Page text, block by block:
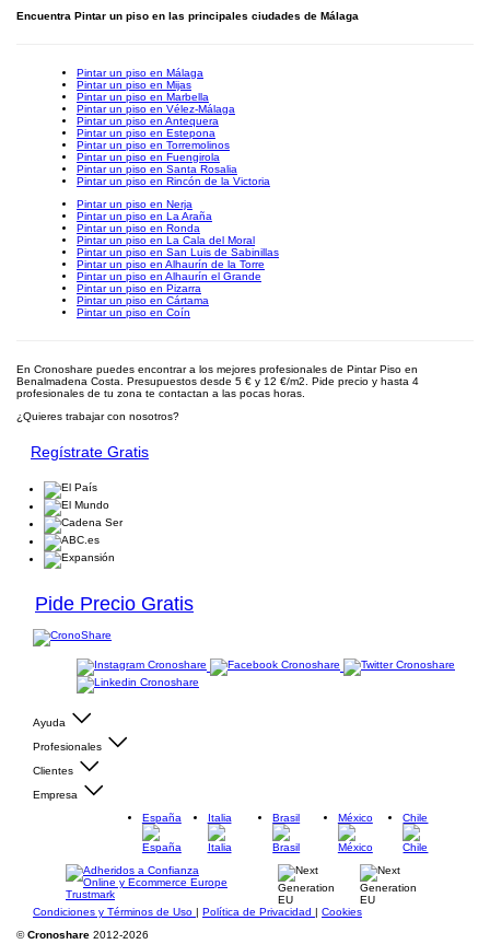
Encuentra Pintar un piso en las principales ciudades de Málaga
Pintar un piso en Málaga
Pintar un piso en Mijas
Pintar un piso en Marbella
Pintar un piso en Vélez-Málaga
Pintar un piso en Antequera
Pintar un piso en Estepona
Pintar un piso en Torremolinos
Pintar un piso en Fuengirola
Pintar un piso en Santa Rosalia
Pintar un piso en Rincón de la Victoria
Pintar un piso en Nerja
Pintar un piso en La Araña
Pintar un piso en Ronda
Pintar un piso en La Cala del Moral
Pintar un piso en San Luis de Sabinillas
Pintar un piso en Alhaurín de la Torre
Pintar un piso en Alhaurín el Grande
Pintar un piso en Pizarra
Pintar un piso en Cártama
Pintar un piso en Coín
En Cronoshare puedes encontrar a los mejores profesionales de Pintar Piso en
Benalmadena Costa. Presupuestos desde 5 € y 12 €/m2. Pide precio y hasta 4
profesionales de tu zona te contactan a las pocas horas.
¿Quieres trabajar con nosotros?
Regístrate Gratis
Pide Precio Gratis
Ayuda
Profesionales
Clientes
Empresa
España
Italia Brasil México Chile
Condiciones y Términos de Uso | Política de Privacidad | Cookies
©Cronoshare 2012-2026